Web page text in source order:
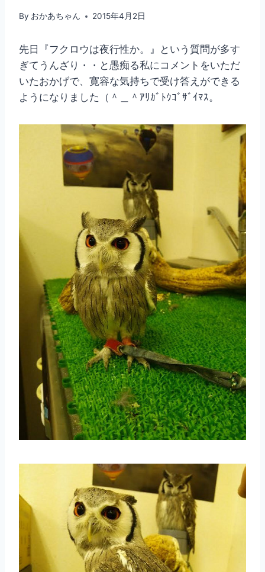
By おかあちゃん 2015年4月2日
先日『フクロウは夜行性か。』という質問が多す
ぎてうんざり・・と愚痴る私にコメントをいただ
いたおかげで、寛容な気持ちで受け答えができる
ようになりました（＾＿＾ｱﾘｶﾞﾄｳｺﾞｻﾞｲﾏｽ。